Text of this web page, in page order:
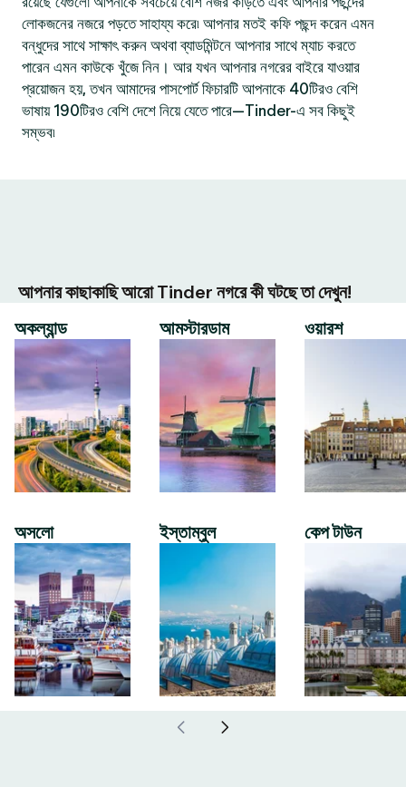
লোকজনের নজরে পড়তে সাহায্য করে৷ আপনার মতই কফি পছন্দ করেন এমন
বন্ধুদের সাথে সাক্ষাৎ করুন অথবা ব্যাডমিন্টনে আপনার সাথে ম্যাচ করতে
পারেন এমন কাউকে খুঁজে নিন। আর যখন আপনার নগরের বাইরে যাওয়ার
প্রয়োজন হয়, তখন আমাদের পাসপোর্ট ফিচারটি আপনাকে 40টিরও বেশি
ভাষায় 190টিরও বেশি দেশে নিয়ে যেতে পারে—Tinder-এ সব কিছুই
সম্ভব৷
আপনার কাছাকাছি আরো Tinder নগরে কী ঘটছে তা দেখুন!
অকল্যান্ড
অসলো
আমস্টারডাম
ইস্তাম্বুল
ওয়ারশ
কেপ টাউন